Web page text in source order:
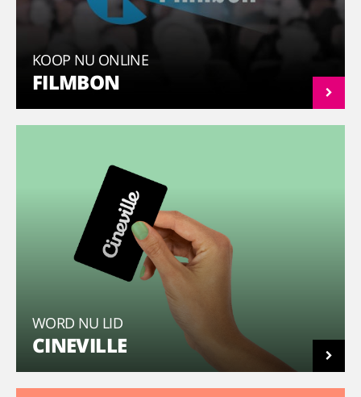
KOOP NU ONLINE
FILMBON
WORD NU LID
CINEVILLE